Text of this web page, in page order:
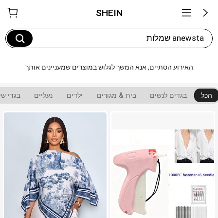
SHEIN
anewsta שמלות
האירוע הסתיים, אנא המשך לגלוש במוצרים שמעניינים אותך
הכל בגדים לנשים בית & מגורים ילדים נעליים בגדי